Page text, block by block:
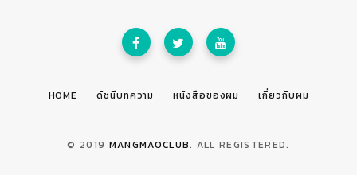
HOME ดัชนีบทความ หนังสือของผม เกี่ยวกับผม
© 2019 MANGMAOCLUB. ALL REGISTERED.